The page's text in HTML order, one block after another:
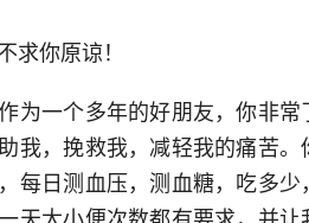
求你原谅！
为一个多年的好朋友，你非
我，挽救我，减轻我的痛苦
每日测血压，测血糖，吃多